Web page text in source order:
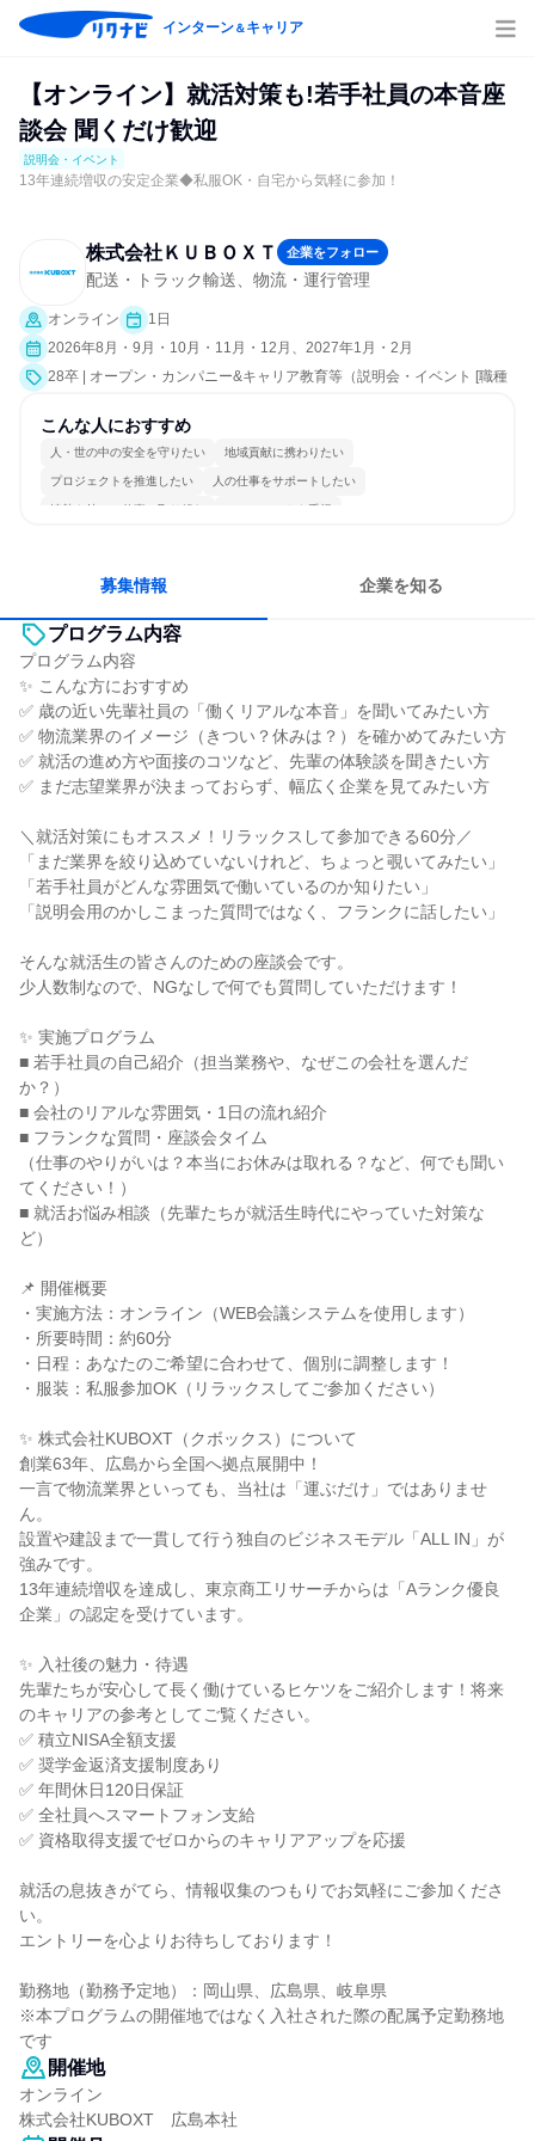
インターン＆キャリア
【オンライン】就活対策も!若手社員の本音座
談会 聞くだけ歓迎
説明会・イベント
13年連続増収の安定企業◆私服OK・自宅から気軽に参加！
株式会社ＫＵＢＯＸＴ 企業をフォロー
配送・トラック輸送、物流・運行管理
オンライン
1日
2026年8月・9月・10月・11月・12月、2027年1月・2月
28卒 | オープン・カンパニー&キャリア教育等（説明会・イベント [職種
こんな人におすすめ
人・世の中の安全を守りたい 地域貢献に携わりたい
プロジェクトを推進したい 人の仕事をサポートしたい
情熱を持って仕事に取り組む チームワークを重視
募集情報 企業を知る
プログラム内容
プログラム内容
✨ こんな方におすすめ
✅ 歳の近い先輩社員の「働くリアルな本音」を聞いてみたい方
✅ 物流業界のイメージ（きつい？休みは？）を確かめてみたい方
✅ 就活の進め方や面接のコツなど、先輩の体験談を聞きたい方
✅ まだ志望業界が決まっておらず、幅広く企業を見てみたい方
＼就活対策にもオススメ！リラックスして参加できる60分／
「まだ業界を絞り込めていないけれど、ちょっと覗いてみたい」
「若手社員がどんな雰囲気で働いているのか知りたい」
「説明会用のかしこまった質問ではなく、フランクに話したい」
そんな就活生の皆さんのための座談会です。
少人数制なので、NGなしで何でも質問していただけます！
✨ 実施プログラム
■ 若手社員の自己紹介（担当業務や、なぜこの会社を選んだ
か？）
■ 会社のリアルな雰囲気・1日の流れ紹介
■ フランクな質問・座談会タイム
（仕事のやりがいは？本当にお休みは取れる？など、何でも聞い
てください！）
■ 就活お悩み相談（先輩たちが就活生時代にやっていた対策な
ど）
📌 開催概要
・実施方法：オンライン（WEB会議システムを使用します）
・所要時間：約60分
・日程：あなたのご希望に合わせて、個別に調整します！
・服装：私服参加OK（リラックスしてご参加ください）
✨ 株式会社KUBOXT（クボックス）について
創業63年、広島から全国へ拠点展開中！
一言で物流業界といっても、当社は「運ぶだけ」ではありませ
ん。
設置や建設まで一貫して行う独自のビジネスモデル「ALL IN」が
強みです。
13年連続増収を達成し、東京商工リサーチからは「Aランク優良
企業」の認定を受けています。
✨ 入社後の魅力・待遇
先輩たちが安心して長く働けているヒケツをご紹介します！将来
のキャリアの参考としてご覧ください。
✅ 積立NISA全額支援
✅ 奨学金返済支援制度あり
✅ 年間休日120日保証
✅ 全社員へスマートフォン支給
✅ 資格取得支援でゼロからのキャリアアップを応援
就活の息抜きがてら、情報収集のつもりでお気軽にご参加くださ
い。
エントリーを心よりお待ちしております！
勤務地（勤務予定地）：岡山県、広島県、岐阜県
※本プログラムの開催地ではなく入社された際の配属予定勤務地
です
開催地
オンライン
株式会社KUBOXT 広島本社